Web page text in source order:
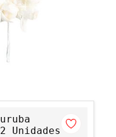
Unidades